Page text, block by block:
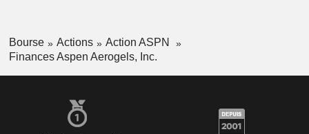
Bourse Actions
Action ASPN
Finances Aspen Aerogels, Inc.